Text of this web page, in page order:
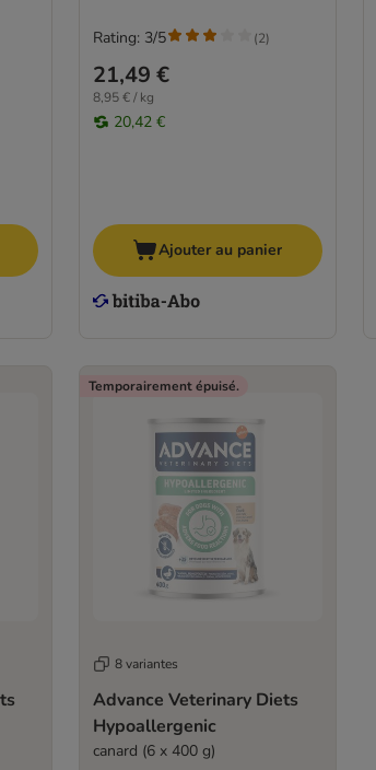
21,49 €
8,95 € / kg
20,42 €
Rating: 3/5 (2)
Ajouter au panier
Temporairement épuisé.
8 variantes
Advance Veterinary Diets
Hypoallergenic
canard (6 x 400 g)